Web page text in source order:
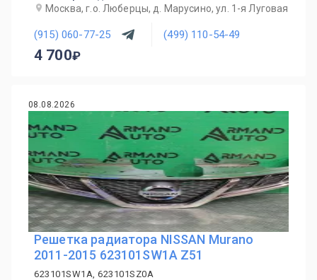
Москва, г.о. Люберцы, д. Марусино, ул. 1-я Луговая
(915) 060-77-25 (499) 110-54-49
4 700
08.08.2026
Решетка радиатора NISSAN Murano
2011-2015 623101SW1A Z51
623101SW1A, 623101SZ0A